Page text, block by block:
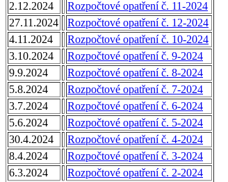
2.12.2024
Rozpočtové opatření č. 11-2024
27.11.2024
Rozpočtové opatření č. 12-2024
4.11.2024
Rozpočtové opatření č. 10-2024
3.10.2024
Rozpočtové opatření č. 9-2024
9.9.2024
Rozpočtové opatření č. 8-2024
5.8.2024
Rozpočtové opatření č. 7-2024
3.7.2024
Rozpočtové opatření č. 6-2024
5.6.2024
Rozpočtové opatření č. 5-2024
30.4.2024
Rozpočtové opatření č. 4-2024
8.4.2024
Rozpočtové opatření č. 3-2024
6.3.2024
Rozpočtové opatření č. 2-2024